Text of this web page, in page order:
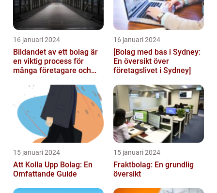
16 januari 2024
Bildandet av ett bolag är
en viktig process för
många företagare och
starta ...
16 januari 2024
[Bolag med bas i Sydney:
En översikt över
företagslivet i Sydney]
15 januari 2024
Att Kolla Upp Bolag: En
Omfattande Guide
15 januari 2024
Fraktbolag: En grundlig
översikt